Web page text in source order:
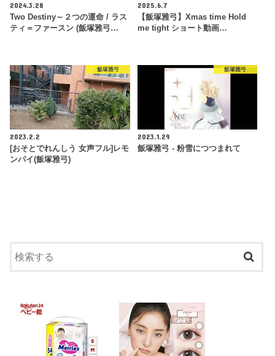
2024.3.28
Two Destiny～２つの運命 / ラス
ティ＝ファースン (飯塚雅弓…
2025.6.7
【飯塚雅弓】Xmas time Hold
me tight ショート動画…
飯塚雅弓
2023.2.2
[おそとでれんしう 女声フル]レモ
ンパイ(飯塚雅弓)
飯塚雅弓
2023.1.29
飯塚雅弓 - 粉雪につつまれて